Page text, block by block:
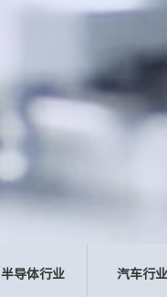
半导体行业 汽车行业